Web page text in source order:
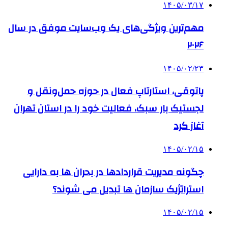
۱۴۰۵/۰۳/۱۷
مهم‌ترین ویژگی‌های یک وب‌سایت موفق در سال
۲۰۲۶
۱۴۰۵/۰۲/۲۳
پاتوقی، استارتاپ فعال در حوزه حمل‌ونقل و
لجستیک بار سبک، فعالیت خود را در استان تهران
آغاز کرد
۱۴۰۵/۰۲/۱۵
چگونه مدیریت قراردادها در بحران ها به دارایی
استراتژیک سازمان ها تبدیل می شوند؟
۱۴۰۵/۰۲/۱۵